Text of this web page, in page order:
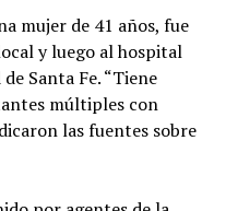
mujer de 41 años, fue
y luego al hospital
Santa Fe. “Tiene
múltiples con
las fuentes sobre